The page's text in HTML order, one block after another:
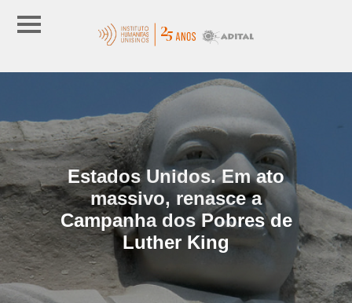
Estados Unidos. Em ato
massivo, renasce a
Campanha dos Pobres de
Luther King